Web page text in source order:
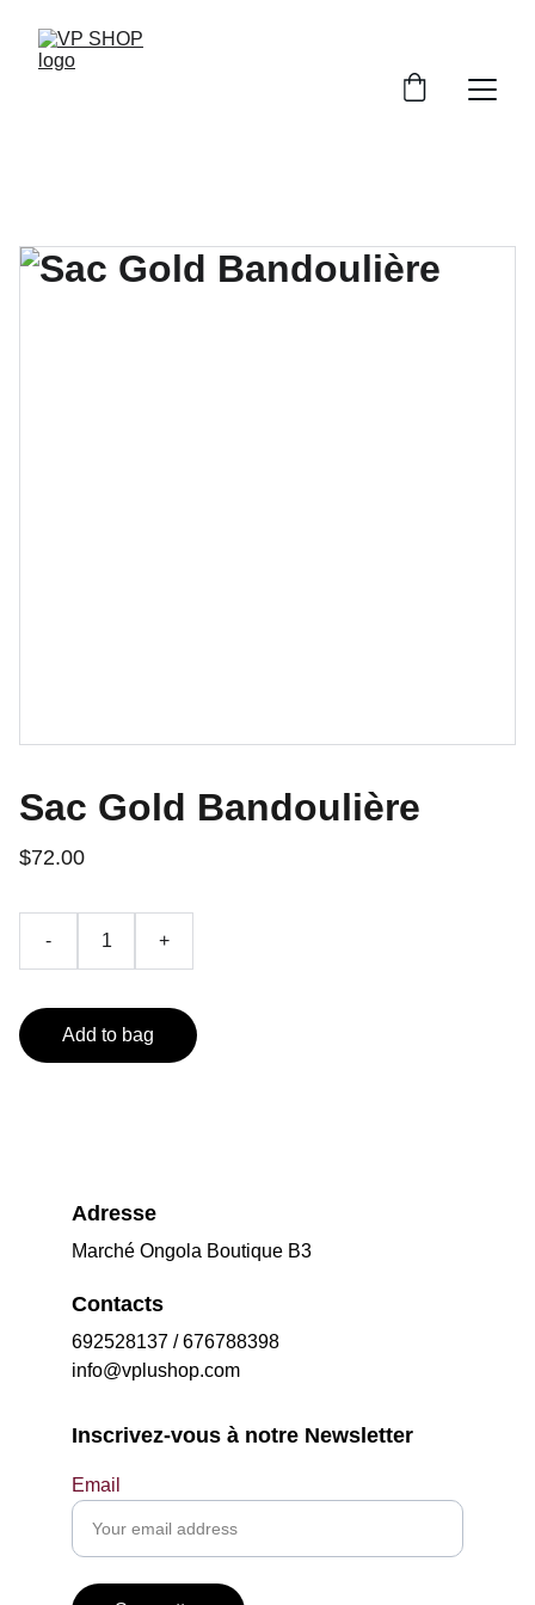
Sac Gold Bandoulière
$72.00
- +
Add to bag
Adresse
Marché Ongola Boutique B3
Contacts
692528137 / 676788398
info@vplushop.com
Inscrivez-vous à notre Newsletter
Email